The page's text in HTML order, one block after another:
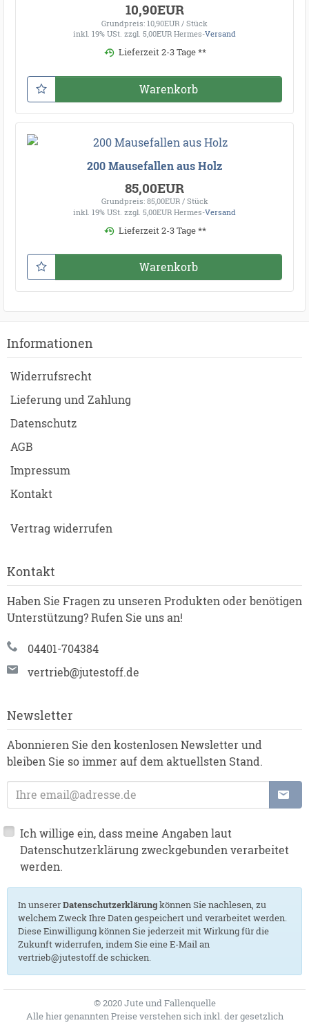
10,90EUR
Grundpreis: 10,90EUR / Stück
inkl. 19% USt. zzgl. 5,00EUR Hermes-Versand
Lieferzeit 2-3 Tage **
Warenkorb
200 Mausefallen aus Holz
85,00EUR
Grundpreis: 85,00EUR / Stück
inkl. 19% USt. zzgl. 5,00EUR Hermes-Versand
Lieferzeit 2-3 Tage **
Warenkorb
Informationen
Widerrufsrecht
Lieferung und Zahlung
Datenschutz
AGB
Impressum
Kontakt
Vertrag widerrufen
Kontakt
Haben Sie Fragen zu unseren Produkten oder benötigen
Unterstützung? Rufen Sie uns an!
04401-704384
vertrieb@jutestoff.de
Newsletter
Abonnieren Sie den kostenlosen Newsletter und
bleiben Sie so immer auf dem aktuellsten Stand.
E-Mailadresse
Ich willige ein, dass meine Angaben laut
Datenschutzerklärung zweckgebunden verarbeitet
werden.
In unsererDatenschutzerklärungkönnen Sie nachlesen, zu
welchem Zweck Ihre Daten gespeichert und verarbeitet werden.
Diese Einwilligung können Sie jederzeit mit Wirkung für die
Zukunft widerrufen, indem Sie eine E-Mail an
vertrieb@jutestoff.de schicken.
© 2020 Jute und Fallenquelle
Alle hier genannten Preise verstehen sich inkl. der gesetzlich